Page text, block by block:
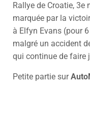
Rallye de Croatie, 3e
marquée par la
à Elfyn Evans (pour
malgré un accident
qui continue de faire
Petite partie sur